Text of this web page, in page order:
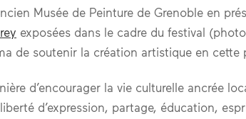
Musée de Peinture de Grenoble en
exposées dans le cadre du festival
de soutenir la création artistique en cette
d’encourager la vie culturelle ancrée
d’expression, partage, éducation,